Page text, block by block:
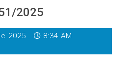
2025
2025
8:34 AM